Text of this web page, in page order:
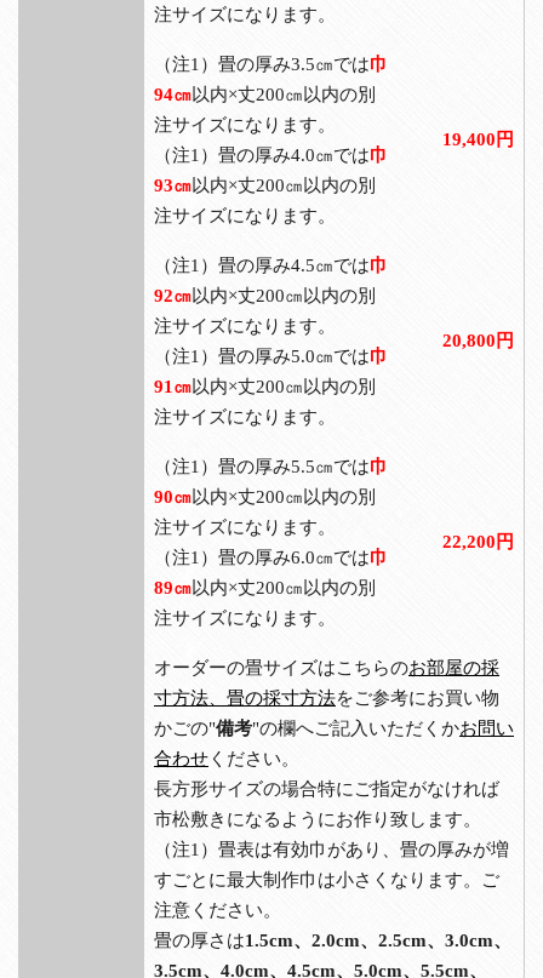
注サイズになります。
（注1）畳の厚み3.5㎝では巾
94㎝以内×丈200㎝以内の別
注サイズになります。
（注1）畳の厚み4.0㎝では巾
93㎝以内×丈200㎝以内の別
注サイズになります。
19,400円
（注1）畳の厚み4.5㎝では巾
92㎝以内×丈200㎝以内の別
注サイズになります。
（注1）畳の厚み5.0㎝では巾
91㎝以内×丈200㎝以内の別
注サイズになります。
20,800円
（注1）畳の厚み5.5㎝では巾
90㎝以内×丈200㎝以内の別
注サイズになります。
（注1）畳の厚み6.0㎝では巾
89㎝以内×丈200㎝以内の別
注サイズになります。
22,200円
オーダーの畳サイズはこちらのお部屋の採
寸方法、畳の採寸方法をご参考にお買い物
かごの"備考"の欄へご記入いただくかお問い
合わせ ください。
長方形サイズの場合特にご指定がなければ
市松敷きになるようにお作り致します。
（注1）畳表は有効巾があり、畳の厚みが増
すごとに最大制作巾は小さくなります。ご
注意ください。
畳の厚さは1.5cm、2.0cm、2.5cm、3.0cm、
3.5cm、4.0cm、4.5cm、5.0cm、5.5cm、